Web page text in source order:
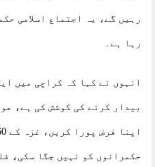
رہیں گے، یہ اجتماع اسلامی
رہا ہے۔
انہوں نے کہا کہ کراچی میں
بیدار کرنے کی کوشش کی ہے،